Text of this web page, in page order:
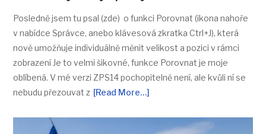
Posledně jsem tu psal (zde) o funkci Porovnat (ikona nahoře
v nabídce Správce, anebo klávesová zkratka Ctrl+J), která
nově umožňuje individuálně měnit velikost a pozici v rámci
zobrazení Je to velmi šikovné, funkce Porovnat je moje
oblíbená. V mé verzi ZPS14 pochopitelně není, ale kvůli ní se
nebudu přezouvat z [Read More…]